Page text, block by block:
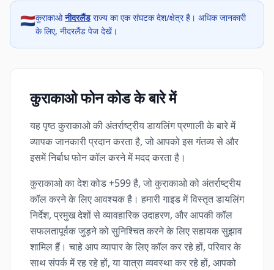
🇳🇱कुराकाओनीदरलैंडराज्य का एक संघटक देश/क्षेत्र है। अधिक जानकारी
के लिए, नीदरलैंड पेज देखें।
कुराकाओ फोन कोड के बारे में
यह पृष्ठ कुराकाओ की अंतर्राष्ट्रीय डायलिंग प्रणाली के बारे में
व्यापक जानकारी प्रदान करता है, जो आपको इस गंतव्य से और
इसमें निर्बाध फोन कॉल करने में मदद करता है।
कुराकाओ का देश कोड +599 है, जो कुराकाओ को अंतर्राष्ट्रीय
कॉल करने के लिए आवश्यक है। हमारी गाइड में विस्तृत डायलिंग
निर्देश, प्रमुख देशों से व्यावहारिक उदाहरण, और आपकी कॉल
सफलतापूर्वक जुड़ने को सुनिश्चित करने के लिए सहायक सुझाव
शामिल हैं। चाहे आप व्यापार के लिए कॉल कर रहे हों, परिवार के
साथ संपर्क में रह रहे हों, या यात्रा व्यवस्था कर रहे हों, आपको